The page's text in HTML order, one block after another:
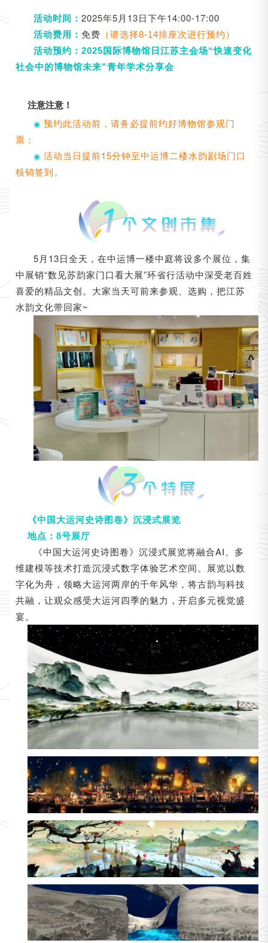
活动时间： 2025年5月13日下午14:00-17:00
活动费用： 免费 （请选择8-14排座次进行预约）
活动预约： 2025国际博物馆日江苏主会场“快速变化
社会中的博物馆未来”青年学术分享会
注意注意！
◉ 预约此活动前，请务必提前约好博物馆参观门
票；
◉ 活动当日提前15分钟至中运博二楼水韵剧场门口
核销签到。
5月13日全天，在中运博一楼中庭将设多个展位，集
中展销“数见苏韵家门口看大展”环省行活动中深受老百姓
喜爱的精品文创。大家当天可前来参观、选购，把江苏
水韵文化带回家~
《中国大运河史诗图卷》沉浸式展览
地点：8号展厅
《中国大运河史诗图卷》沉浸式展览将融合AI、多
维建模等技术打造沉浸式数字体验艺术空间。展览以数
字化为舟，领略大运河两岸的千年风华，将古韵与科技
共融，让观众感受大运河四季的魅力，开启多元视觉盛
宴。